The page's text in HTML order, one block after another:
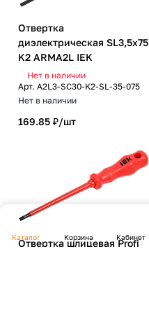
Отвертка
диэлектрическая SL3,5х75
K2 ARMA2L IEK
Нет в наличии
Арт. A2L3-SC30-K2-SL-35-075
Нет в наличии
169.85 ₽/шт
Отвертка шлицевая Profi
Каталог Корзина Кабинет